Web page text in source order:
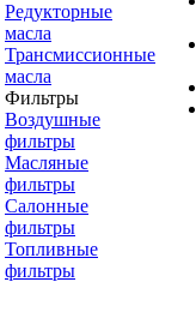
Редукторные
масла
Трансмиссионные
масла
Фильтры
Воздушные
фильтры
Масляные
фильтры
Салонные
фильтры
Топливные
фильтры